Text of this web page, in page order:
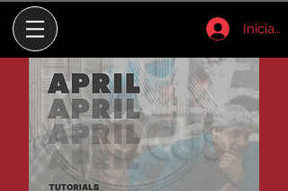
Iniciar